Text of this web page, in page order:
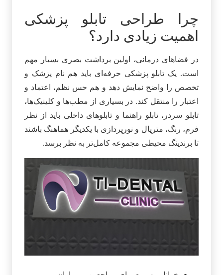
چرا طراحی تابلو پزشکی
اهمیت زیادی دارد؟
در فضاهای درمانی، اولین برداشت بصری بسیار مهم
است. یک تابلو پزشکی حرفه‌ای باید هم نام پزشک و
تخصص را واضح نمایش دهد و هم حس نظم، اعتماد و
اعتبار را منتقل کند. در بسیاری از مطب‌ها و کلینیک‌ها،
تابلو سردر، تابلو راهنما و تابلوهای داخلی باید از نظر
فرم، رنگ، متریال و نورپردازی با یکدیگر هماهنگ باشند
تا برندینگ محیطی مجموعه کامل‌تر به نظر برسد.